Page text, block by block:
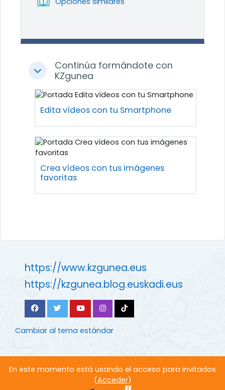
Colapsar
Continúa formándote con
KZgunea
Edita vídeos con tu Smartphone
Crea vídeos con tus imágenes
favoritas
https://www.kzgunea.eus
https://kzgunea.blog.euskadi.eus
Cambiar al tema estándar
En este momento está usando el acceso para invitados
(Acceder)